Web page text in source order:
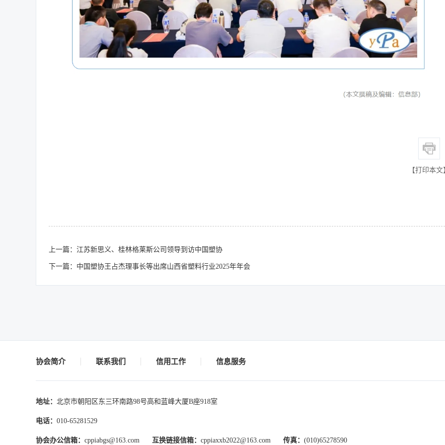
【打印本文
上一篇：江苏新思义、桂林格莱斯公司领导到访中国塑协
下一篇：中国塑协王占杰理事长等出席山西省塑料行业2025年年会
协会简介 联系我们 信用工作 信息服务
地址： 北京市朝阳区东三环南路98号高和蓝峰大厦B座918室
电话： 010-65281529
协会办公信箱： cppiabgs@163.com 互换链接信箱： cppiaxxb2022@163.com 传真： (010)65278590